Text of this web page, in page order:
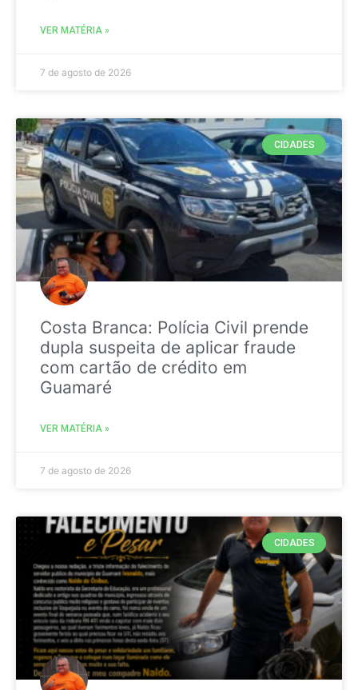
VER MATÉRIA »
7 de agosto de 2026
CIDADES
Costa Branca: Polícia Civil prende
dupla suspeita de aplicar fraude
com cartão de crédito em
Guamaré
VER MATÉRIA »
7 de agosto de 2026
CIDADES